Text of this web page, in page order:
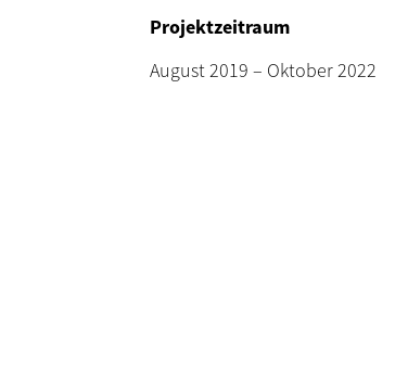
Projektzeitraum
August 2019 – Oktober 2022